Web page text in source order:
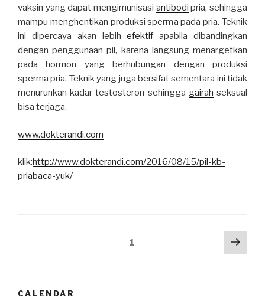
vaksin yang dapat mengimunisasi antibodi pria, sehingga
mampu menghentikan produksi sperma pada pria. Teknik
ini dipercaya akan lebihefektif apabila dibandingkan
dengan penggunaan pil, karena langsung menargetkan
pada hormon yang berhubungan dengan produksi
sperma pria. Teknik yang juga bersifat sementara ini tidak
menurunkan kadar testosteron sehingga gairah seksual
bisa terjaga.
www.dokterandi.com
klik:http://www.dokterandi.com/2016/08/15/pil-kb-
priabaca-yuk/
1
Next
CALENDAR